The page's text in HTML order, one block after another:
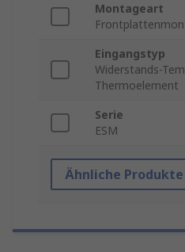
Montageart
Eingangstyp
Widerstands-
Thermoelement
Serie
ESM
Ähnliche